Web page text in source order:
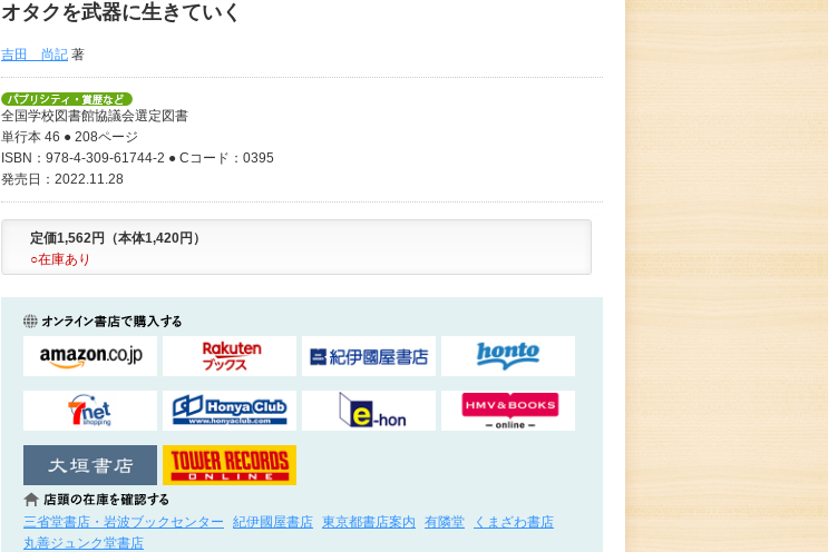
オタクを武器に生きていく
吉田 尚記 著
全国学校図書館協議会選定図書
単行本 46 ● 208ページ
ISBN：978-4-309-61744-2 ● Cコード：0395
発売日：2022.11.28
定価1,562円（本体1,420円）
○在庫あり
三省堂書店・岩波ブックセンター 紀伊國屋書店 東京都書店案内 有隣堂
くまざわ書店
丸善ジュンク堂書店